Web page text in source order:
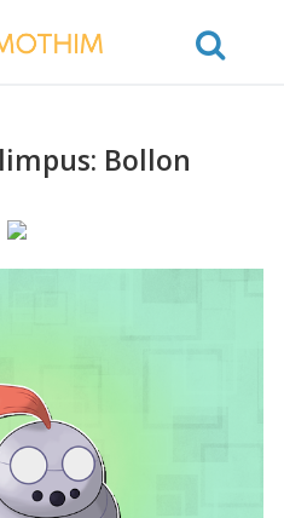
Bollon